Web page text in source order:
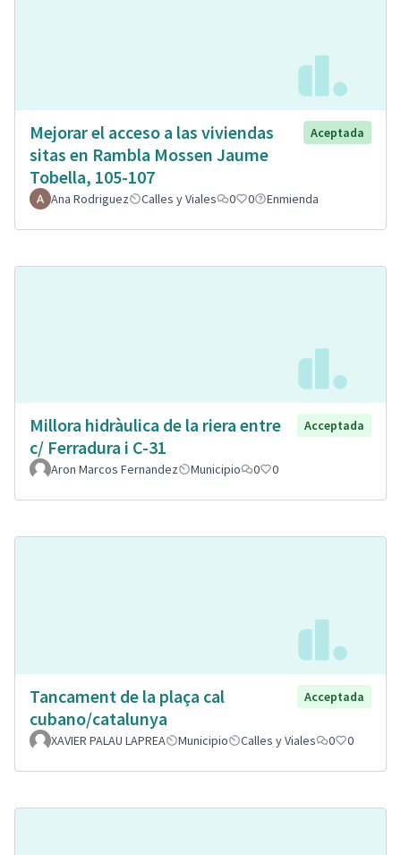
Mejorar el acceso a las viviendas
sitas en Rambla Mossen Jaume
Tobella, 105-107
Aceptada
Ana Rodriguez Calles y Viales 0 0 Enmienda
Millora hidràulica de la riera entre
c/ Ferradura i C-31
Acceptada
Aron Marcos Fernandez Municipio 0 0
Tancament de la plaça cal
cubano/catalunya
Acceptada
XAVIER PALAU LAPREA Municipio Calles y Viales 0 0